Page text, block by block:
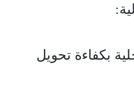
بكفاءة تحويل